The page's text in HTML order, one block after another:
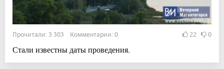
Прочитали: 3 303 Комментарии: 0 22 0
Стали известны даты проведения.